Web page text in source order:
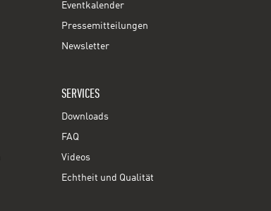
Eventkalender
Pressemitteilungen
Newsletter
SERVICES
Downloads
FAQ
Videos
Echtheit und Qualität